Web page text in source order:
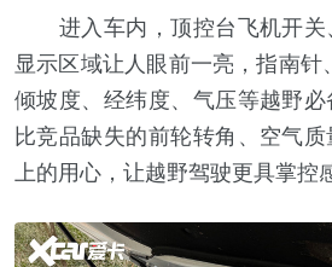
进入车内，顶控台飞机开关
显示区域让人眼前一亮，指南针
倾坡度、经纬度、气压等越野
比竞品缺失的前轮转角、空气
上的用心，让越野驾驶更具掌控